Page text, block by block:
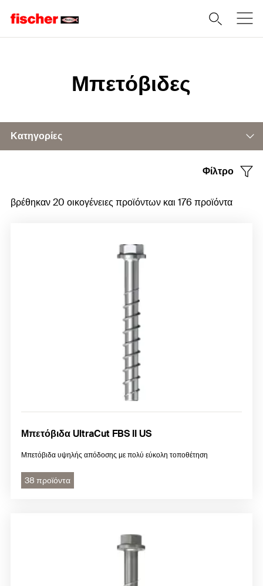
Μπετόβιδες
Κατηγορίες
Μπετόβιδα UltraCut FBS II 6
Φίλτρο
βρέθηκαν 20 οικογένειες προϊόντων και 176 προϊόντα
Μπετόβιδα UltraCut FBS II US
Μπετόβιδα υψηλής απόδοσης με πολύ εύκολη τοποθέτηση
38 προϊόντα